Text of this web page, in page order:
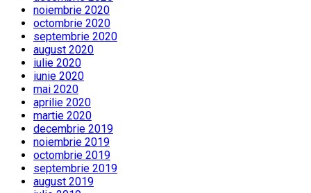
noiembrie 2020
octombrie 2020
septembrie 2020
august 2020
iulie 2020
iunie 2020
mai 2020
aprilie 2020
martie 2020
decembrie 2019
noiembrie 2019
octombrie 2019
septembrie 2019
august 2019